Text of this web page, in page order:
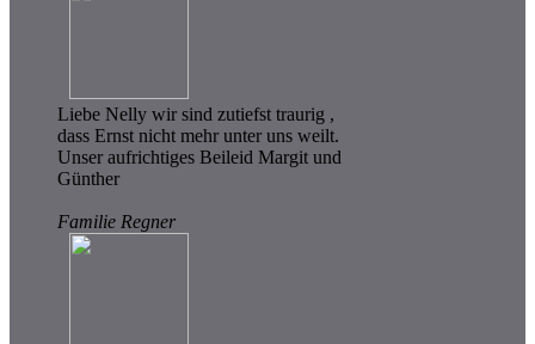
Liebe Nelly wir sind zutiefst traurig ,
dass Ernst nicht mehr unter uns weilt.
Unser aufrichtiges Beileid Margit und
Günther
Familie Regner